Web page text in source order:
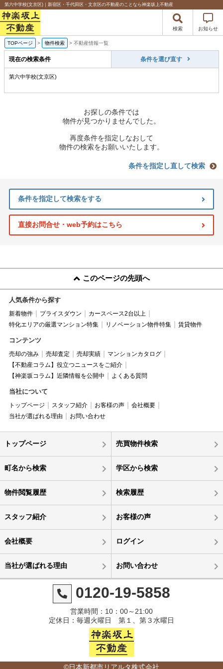
第六中学校(文京区)｜新宿区・千代田区・文京区の不動産のことなら神楽坂上不動産
検索 お知らせ
TOPページ > 物件検索 > 不動産情報一覧
現在の検索条件 条件を選び直す
第六中学校(文京区)
お探しの条件では
物件が見つかりませんでした。
再度条件を指定しなおして
物件の検索をお願いいたします。
条件を指定し直して検索
条件を指定して検索をする
直接お問合せ・web予約はこちら
このページの先頭へ
人気条件から探す
新着物件 プライスダウン
カースペース2台以上
特化エリアの厳選マンション特集
リノベーション物件特集 賃貸物件
コンテンツ
売却の強み 売却査定 売却実績
マンションカタログ
【不動産コラム】役立つニュースをご紹介
【神楽坂コラム】近隣情報を公開中
よくある質問
当社について
トップページ スタッフ紹介 お客様の声
会社概要
当社が選ばれる理由
お問い合わせ
トップページ 売買物件検索
町名から検索 学区から検索
物件閲覧履歴 検索履歴
スタッフ紹介 お客様の声
会社概要 ログイン
当社が選ばれる理由 お問い合わせ
0120-19-5858
営業時間：10：00～21:00
定休日：毎週火曜日 第１、第３水曜日
©日本新都市リアルタ株式会社